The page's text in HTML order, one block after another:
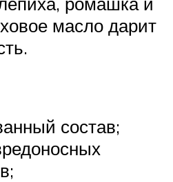
масло дарит
состав;